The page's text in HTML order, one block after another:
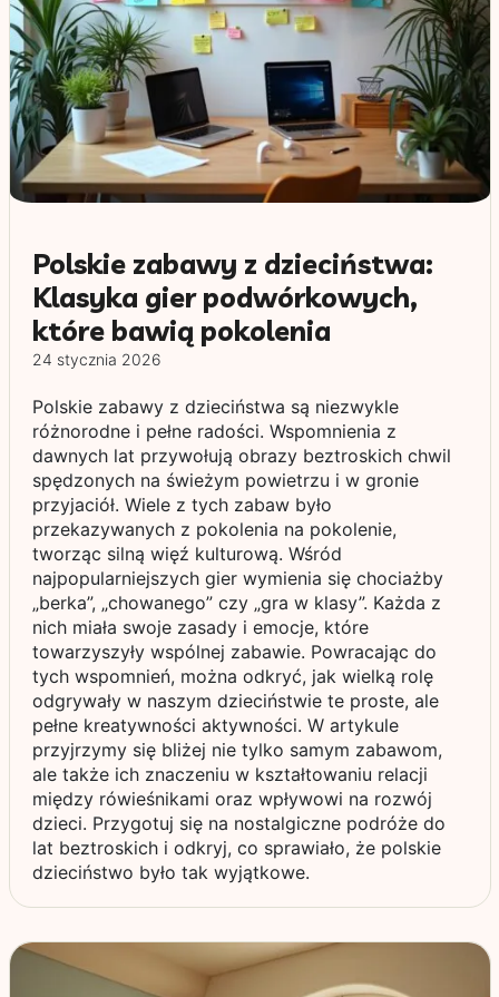
Polskie zabawy z dzieciństwa:
Klasyka gier podwórkowych,
które bawią pokolenia
24 stycznia 2026
Polskie zabawy z dzieciństwa są niezwykle
różnorodne i pełne radości. Wspomnienia z
dawnych lat przywołują obrazy beztroskich chwil
spędzonych na świeżym powietrzu i w gronie
przyjaciół. Wiele z tych zabaw było
przekazywanych z pokolenia na pokolenie,
tworząc silną więź kulturową. Wśród
najpopularniejszych gier wymienia się chociażby
„berka”, „chowanego” czy „gra w klasy”. Każda z
nich miała swoje zasady i emocje, które
towarzyszyły wspólnej zabawie. Powracając do
tych wspomnień, można odkryć, jak wielką rolę
odgrywały w naszym dzieciństwie te proste, ale
pełne kreatywności aktywności. W artykule
przyjrzymy się bliżej nie tylko samym zabawom,
ale także ich znaczeniu w kształtowaniu relacji
między rówieśnikami oraz wpływowi na rozwój
dzieci. Przygotuj się na nostalgiczne podróże do
lat beztroskich i odkryj, co sprawiało, że polskie
dzieciństwo było tak wyjątkowe.